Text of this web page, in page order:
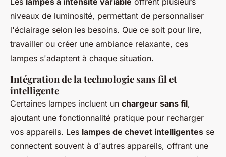
niveaux de luminosité, permettant de personnaliser
l'éclairage selon les besoins. Que ce soit pour lire,
travailler ou créer une ambiance relaxante, ces
lampes s'adaptent à chaque situation.
Intégration de la technologie sans fil et
intelligente
Certaines lampes incluent un chargeur sans fil,
ajoutant une fonctionnalité pratique pour recharger
vos appareils. Les lampes de chevet intelligentes se
connectent souvent à d'autres appareils, offrant une